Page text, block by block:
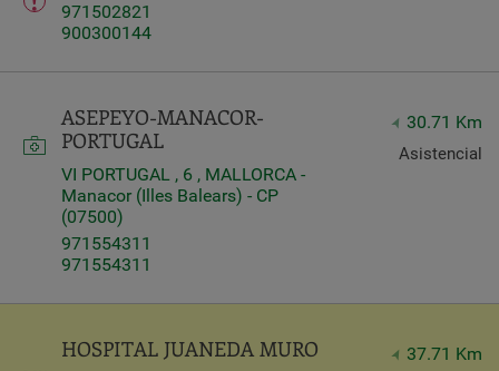
971502821
900300144
ASEPEYO-MANACOR-
PORTUGAL
VI PORTUGAL , 6 , MALLORCA -
Manacor (Illes Balears) - CP
(07500)
971554311
971554311
30.71 Km
Asistencial
HOSPITAL JUANEDA MURO 37.71 Km